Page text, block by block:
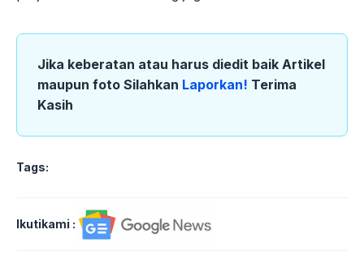
Jika keberatan atau harus diedit baik Artikel
maupun foto Silahkan Laporkan! Terima
Kasih
Tags:
Ikutikami :